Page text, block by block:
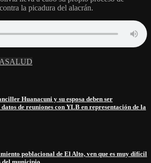
la picadura del alacrán.
SALUD
Huanacuni y su esposa deben ser
de reuniones con YLB en representación de la
poblacional de El Alto, ven que es muy difícil